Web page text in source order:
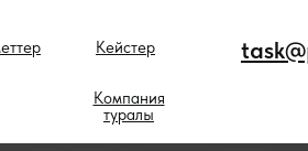
Кейстер
Компания
туралы